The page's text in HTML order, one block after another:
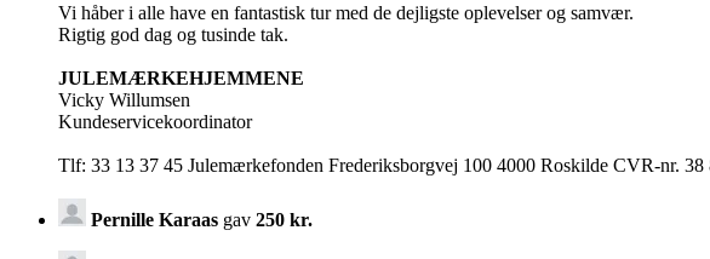
Vi håber i alle have en fantastisk tur med de dejligste oplevelser og samvær.
Rigtig god dag og tusinde tak.
JULEMÆRKEHJEMMENE
Vicky Willumsen
Kundeservicekoordinator
Tlf: 33 13 37 45 Julemærkefonden Frederiksborgvej 100 4000 Roskilde CVR-nr. 38
Pernille Karaas gav 250 kr.